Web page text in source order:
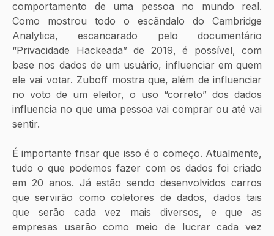
comportamento de uma pessoa no mundo real.
Como mostrou todo o escândalo do Cambridge
Analytica, escancarado pelo documentário
“Privacidade Hackeada” de 2019, é possível, com
base nos dados de um usuário, influenciar em quem
ele vai votar. Zuboff mostra que, além de influenciar
no voto de um eleitor, o uso “correto” dos dados
influencia no que uma pessoa vai comprar ou até vai
sentir.
É importante frisar que isso é o começo. Atualmente,
tudo o que podemos fazer com os dados foi criado
em 20 anos. Já estão sendo desenvolvidos carros
que servirão como coletores de dados, dados tais
que serão cada vez mais diversos, e que as
empresas usarão como meio de lucrar cada vez